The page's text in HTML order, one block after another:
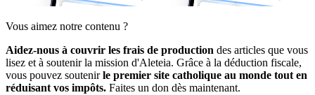
Vous aimez notre contenu ?
Aidez-nous à couvrir les frais de production des articles que vous
lisez et à soutenir la mission d'Aleteia. Grâce à la déduction fiscale,
vous pouvez soutenirle premier site catholique au monde tout en
réduisant vos impôts. Faites un don dès maintenant.